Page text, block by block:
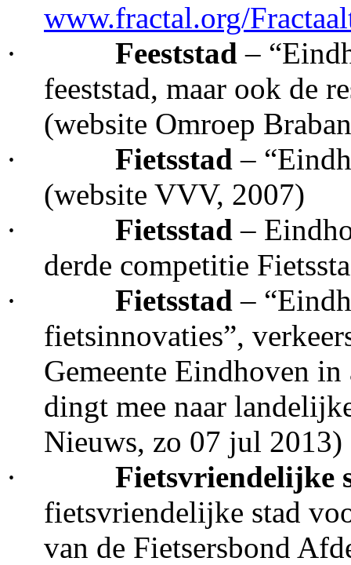
www.fractal.org/
·
Feeststad–
feeststad, maar ook de
(website Omroep
·
Fietsstad–
(website VVV, 2007)
·
Fietsstad–
derde competitie
·
Fietsstad–
fietsinnovaties”,
Gemeente Eindhoven
dingt mee naar
Nieuws, zo 07 jul 2013)
·
Fietsvriendelijke
fietsvriendelijke stad
van de Fietsersbond